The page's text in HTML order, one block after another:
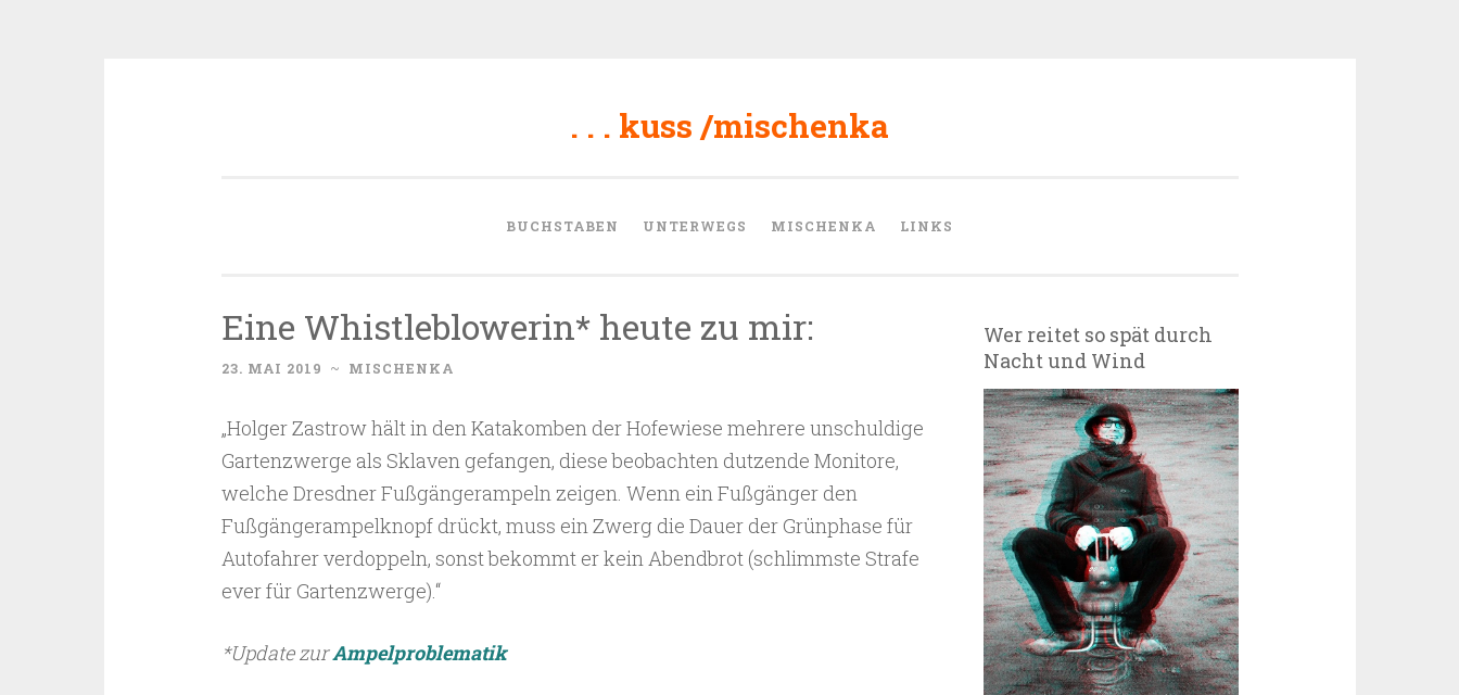
. . . kuss /mischenka
BUCHSTABEN UNTERWEGS MISCHENKA LINKS
Eine Whistleblowerin* heute zu mir:
23. MAI 2019 ~ MISCHENKA
„Holger Zastrow hält in den Katakomben der Hofewiese mehrere unschuldige
Gartenzwerge als Sklaven gefangen, diese beobachten dutzende Monitore,
welche Dresdner Fußgängerampeln zeigen. Wenn ein Fußgänger den
Fußgängerampelknopf drückt, muss ein Zwerg die Dauer der Grünphase für
Autofahrer verdoppeln, sonst bekommt er kein Abendbrot (schlimmste Strafe
ever für Gartenzwerge).“
*Update zurAmpelproblematik
Wer reitet so spät durch
Nacht und Wind